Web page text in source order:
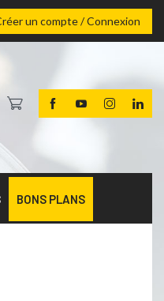
un compte / Connexion
BONS PLANS